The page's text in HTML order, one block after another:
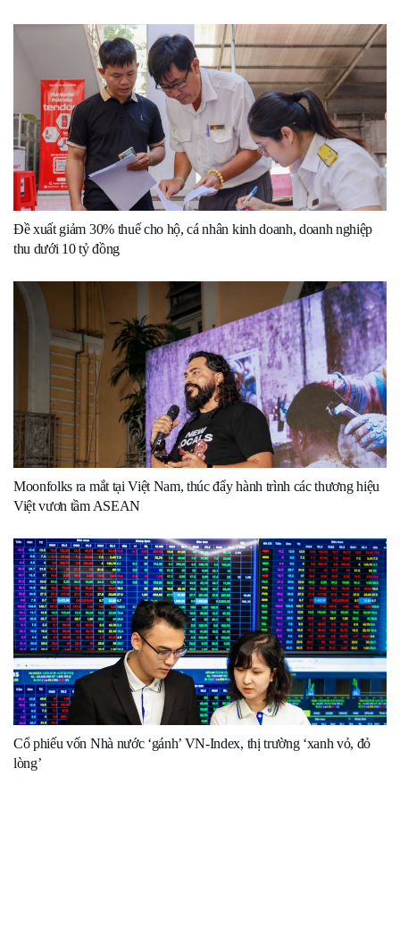
Đề xuất giảm 30% thuế cho hộ, cá nhân kinh doanh, doanh nghiệp
thu dưới 10 tỷ đồng
Moonfolks ra mắt tại Việt Nam, thúc đẩy hành trình các thương hiệu
Việt vươn tầm ASEAN
Cổ phiếu vốn Nhà nước ‘gánh’ VN-Index, thị trường ‘xanh vỏ, đỏ
lòng’